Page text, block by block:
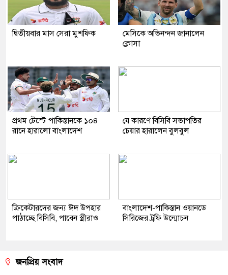
দ্বিতীয়বার মাস সেরা মুশফিক
মেসিকে অভিনন্দন জানালেন
ক্লোসা
প্রথম টেস্টে পাকিস্তানকে ১০৪
রানে হারালো বাংলাদেশ
যে কারণে বিসিবি সভাপতির
চেয়ার হারালেন বুলবুল
ক্রিকেটারদের জন্য ঈদ উপহার
পাঠাচ্ছে বিসিবি, পাবেন স্ত্রীরাও
বাংলাদেশ-পাকিস্তান ওয়ানডে
সিরিজের ট্রফি উন্মোচন
জনপ্রিয় সংবাদ